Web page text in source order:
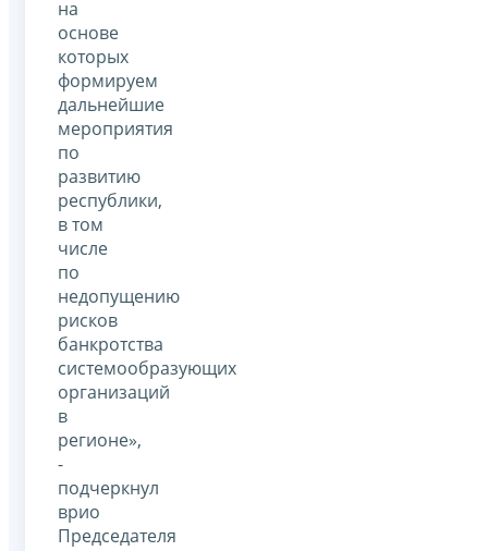
на
основе
которых
формируем
дальнейшие
мероприятия
по
развитию
республики,
в том
числе
по
недопущению
рисков
банкротства
системообразующих
организаций
в
регионе»,
-
подчеркнул
врио
Председателя